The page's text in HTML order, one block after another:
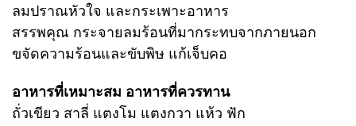
ลมปราณหัวใจ และกระเพาะอาหาร
สรรพคุณ กระจายลมร้อนที่มากระทบจากภายนอก
ขจัดความร้อนและขับพิษ แก้เจ็บคอ
อาหารที่เหมาะสม อาหารที่ควรทาน
ถั่วเขียว สาลี่ แตงโม แตงกวา แห้ว ฟัก